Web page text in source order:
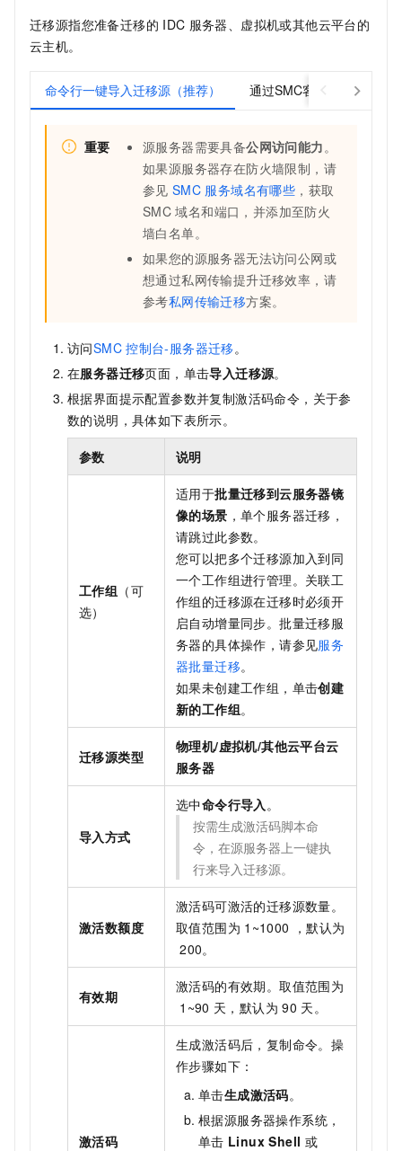
迁移源指您准备迁移的 IDC 服务器、虚拟机或其他云平台的
云主机。
命令行一键导入迁移源（推荐） 通过SMC客户端导入迁移源
重要 源服务器需要具备公网访问能力 。
如果源服务器存在防火墙限制，请
参见 SMC 服务域名有哪些 ，获取
SMC 域名和端口，并添加至防火
墙白名单。
如果您的源服务器无法访问公网或
想通过私网传输提升迁移效率，请
参考私网传输迁移方案。
访问SMC 控制台-服务器迁移 。
在服务器迁移页面，单击导入迁移源。
根据界面提示配置参数并复制激活码命令，关于参
数的说明，具体如下表所示。
参数 说明
工作组 （可
选）
适用于批量迁移到云服务器镜
像的场景 ，单个服务器迁移，
请跳过此参数。
您可以把多个迁移源加入到同
一个工作组进行管理。关联工
作组的迁移源在迁移时必须开
启自动增量同步。批量迁移服
务器的具体操作，请参见服务
器批量迁移。
如果未创建工作组，单击创建
新的工作组。
迁移源类型
物理机/虚拟机/其他云平台云
服务器
导入方式
选中命令行导入 。
按需生成激活码脚本命
令，在源服务器上一键执
行来导入迁移源。
激活数额度
激活码可激活的迁移源数量。
取值范围为 1~1000 ，默认为
200。
有效期
激活码的有效期。取值范围为
1~90 天，默认为 90 天。
激活码
生成激活码后，复制命令。操
作步骤如下：
单击生成激活码。
根据源服务器操作系统，
单击 Linux Shell 或